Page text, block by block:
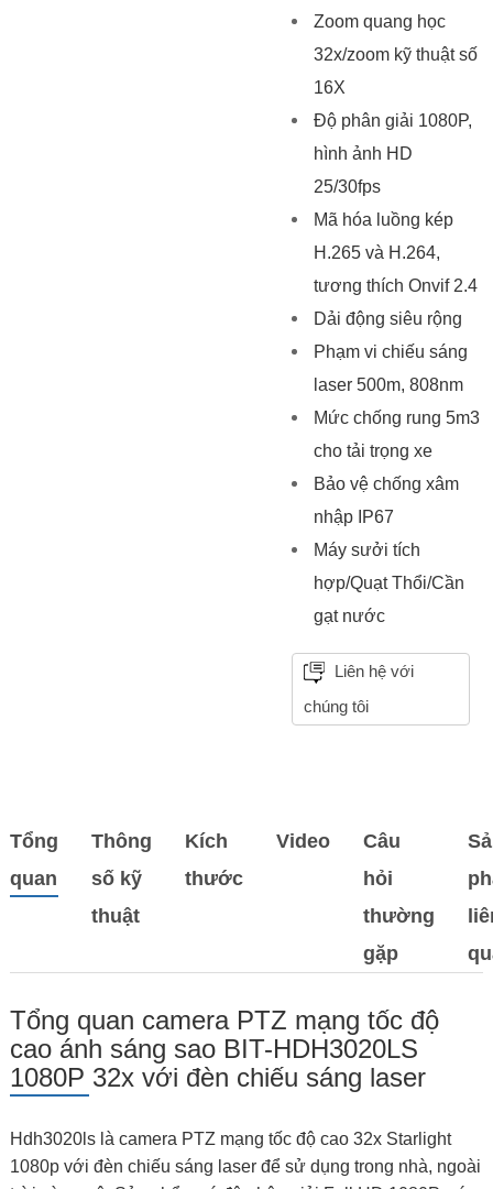
Zoom quang học
32x/zoom kỹ thuật số
16X
Độ phân giải 1080P,
hình ảnh HD
25/30fps
Mã hóa luồng kép
H.265 và H.264,
tương thích Onvif 2.4
Dải động siêu rộng
Phạm vi chiếu sáng
laser 500m, 808nm
Mức chống rung 5m3
cho tải trọng xe
Bảo vệ chống xâm
nhập IP67
Máy sưởi tích
hợp/Quạt Thổi/Cần
gạt nước
Liên hệ với
chúng tôi
Tổng
quan
Thông
số kỹ
thuật
Kích
thước
Video
Câu
hỏi
thường
gặp
Tổng quan camera PTZ mạng tốc độ
cao ánh sáng sao BIT-HDH3020LS
1080P 32x với đèn chiếu sáng laser
Hdh3020ls là camera PTZ mạng tốc độ cao 32x Starlight
1080p với đèn chiếu sáng laser để sử dụng trong nhà, ngoài